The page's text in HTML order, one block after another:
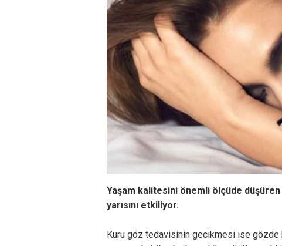
Yaşam kalitesini önemli ölçüde
yarısını etkiliyor.
Kuru göz tedavisinin gecikmesi ise gözde